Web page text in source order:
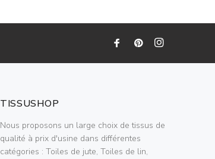
TISSUSHOP
Nous proposons un large choix de tissus de
qualité à prix d'usine dans différentes
catégories : Toiles de jute, Toiles de lin,